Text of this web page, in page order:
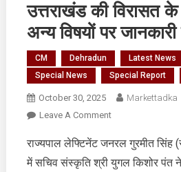
उत्तराखंड की विरासत
अन्य विषयों पर जानकारी
CM Dehradun Latest News
Special News
Special Report
October 30, 2025
Markettadka
Leave A CommentOn
की
विरासत
राज्यपाल लेफ्टिनेंट जनरल गुरमीत सिंह
में सचिव संस्कृति श्री युगल किशोर पंत